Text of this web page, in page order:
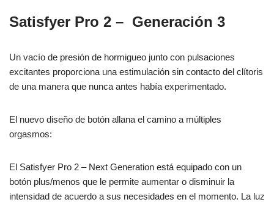
Satisfyer Pro 2 – Generación 3
Un vacío de presión de hormigueo junto con pulsaciones
excitantes proporciona una estimulación sin contacto del clítoris
de una manera que nunca antes había experimentado.
El nuevo diseño de botón allana el camino a múltiples
orgasmos:
El Satisfyer Pro 2 – Next Generation está equipado con un
botón plus/menos que le permite aumentar o disminuir la
intensidad de acuerdo a sus necesidades en el momento. La luz